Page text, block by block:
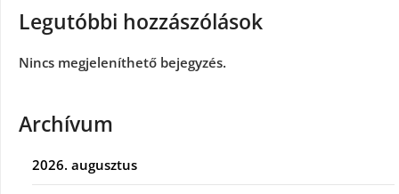
Legutóbbi hozzászólások
Nincs megjeleníthető bejegyzés.
Archívum
2026. augusztus